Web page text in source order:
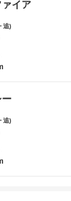
ァイア
追)
ー
追)